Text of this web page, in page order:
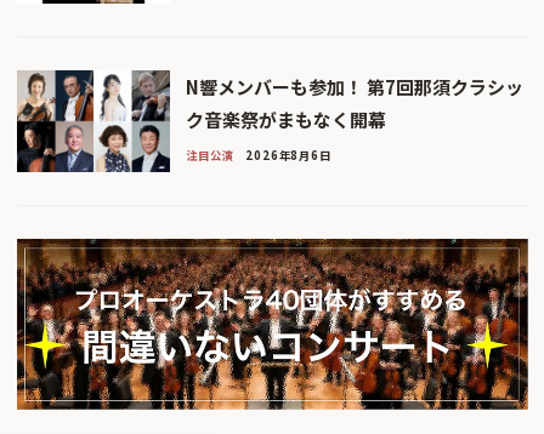
N響メンバーも参加！ 第7回那須クラシッ
ク音楽祭がまもなく開幕
注目公演 2026年8月6日